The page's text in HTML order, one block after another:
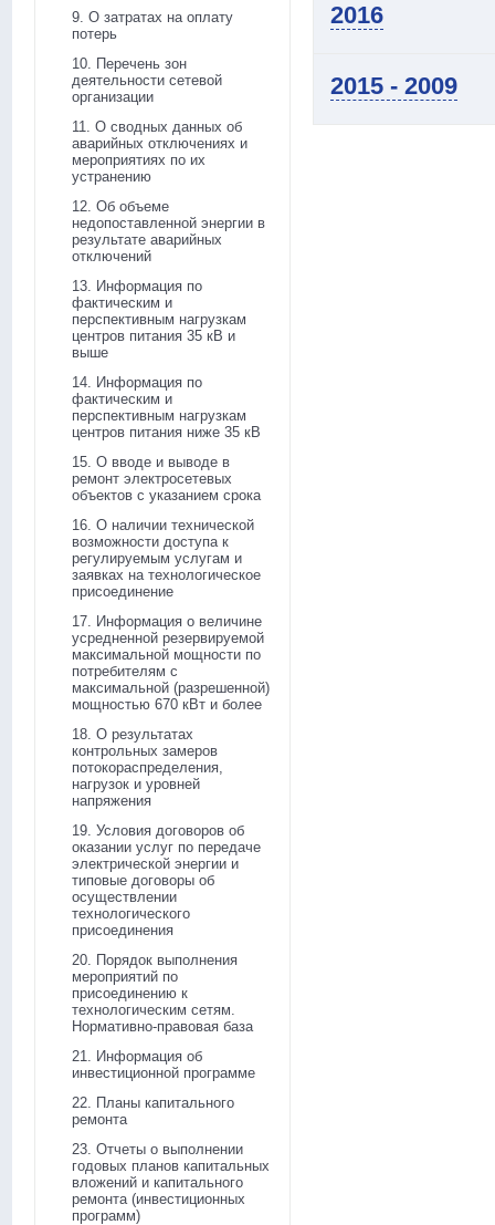
9. О затратах на оплату
потерь
10. Перечень зон
деятельности сетевой
организации
11. О сводных данных об
аварийных отключениях и
мероприятиях по их
устранению
12. Об объеме
недопоставленной энергии в
результате аварийных
отключений
13. Информация по
фактическим и
перспективным нагрузкам
центров питания 35 кВ и
выше
14. Информация по
фактическим и
перспективным нагрузкам
центров питания ниже 35 кВ
15. О вводе и выводе в
ремонт электросетевых
объектов с указанием срока
16. О наличии технической
возможности доступа к
регулируемым услугам и
заявках на технологическое
присоединение
17. Информация о величине
усредненной резервируемой
максимальной мощности по
потребителям с
максимальной (разрешенной)
мощностью 670 кВт и более
18. О результатах
контрольных замеров
потокораспределения,
нагрузок и уровней
напряжения
19. Условия договоров об
оказании услуг по передаче
электрической энергии и
типовые договоры об
осуществлении
технологического
присоединения
20. Порядок выполнения
мероприятий по
присоединению к
технологическим сетям.
Нормативно-правовая база
21. Информация об
инвестиционной программе
22. Планы капитального
ремонта
23. Отчеты о выполнении
годовых планов капитальных
вложений и капитального
ремонта (инвестиционных
программ)
2016
2015 - 2009